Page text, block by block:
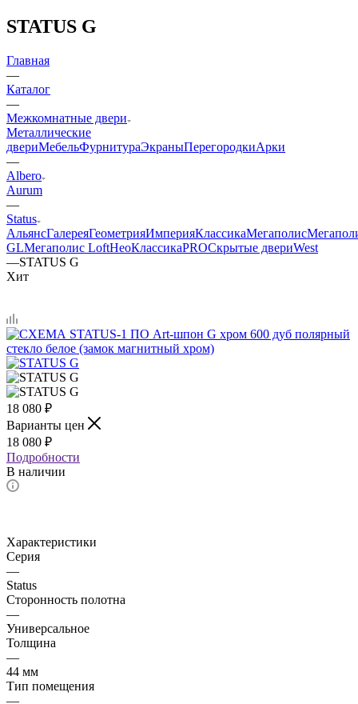
STATUS G
Главная
—
Каталог
—
Межкомнатные двери
Металлические
двериМебельФурнитураЭкраныПерегородкиАрки
—
Albero
Aurum
—
Status
АльянсГалереяГеометрияИмперияКлассикаМегаполис
GLМегаполис LoftНеоКлассикаPROСкрытые двериWest
—STATUS G
Хит
18 080 ₽
Варианты цен
18 080 ₽
Подробности
В наличии
Характеристики
Серия
—
Status
Сторонность полотна
—
Универсальное
Толщина
—
44 мм
Тип помещения
—